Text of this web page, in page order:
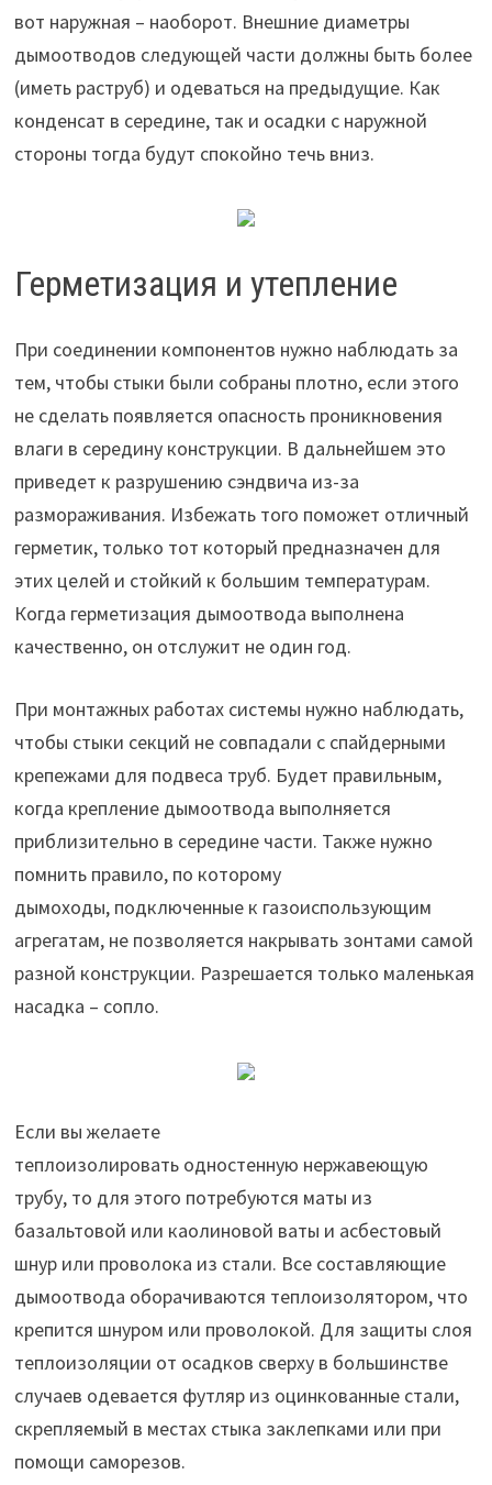
вот наружная – наоборот. Внешние диаметры
дымоотводов следующей части должны быть более
(иметь раструб) и одеваться на предыдущие. Как
конденсат в середине, так и осадки с наружной
стороны тогда будут спокойно течь вниз.
Герметизация и утепление
При соединении компонентов нужно наблюдать за
тем, чтобы стыки были собраны плотно, если этого
не сделать появляется опасность проникновения
влаги в середину конструкции. В дальнейшем это
приведет к разрушению сэндвича из-за
размораживания. Избежать того поможет отличный
герметик, только тот который предназначен для
этих целей и стойкий к большим температурам.
Когда герметизация дымоотвода выполнена
качественно, он отслужит не один год.
При монтажных работах системы нужно наблюдать,
чтобы стыки секций не совпадали с спайдерными
крепежами для подвеса труб. Будет правильным,
когда крепление дымоотвода выполняется
приблизительно в середине части. Также нужно
помнить правило, по которому
дымоходы, подключенные к газоиспользующим
агрегатам, не позволяется накрывать зонтами самой
разной конструкции. Разрешается только маленькая
насадка – сопло.
Если вы желаете
теплоизолировать одностенную нержавеющую
трубу, то для этого потребуются маты из
базальтовой или каолиновой ваты и асбестовый
шнур или проволока из стали. Все составляющие
дымоотвода оборачиваются теплоизолятором, что
крепится шнуром или проволокой. Для защиты слоя
теплоизоляции от осадков сверху в большинстве
случаев одевается футляр из оцинкованные стали,
скрепляемый в местах стыка заклепками или при
помощи саморезов.